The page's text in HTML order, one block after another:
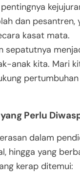
dan
kasat mata.
sepatutnya
anak kita. Mari
Perlu
dalam
hingga yang
kerap ditemui: